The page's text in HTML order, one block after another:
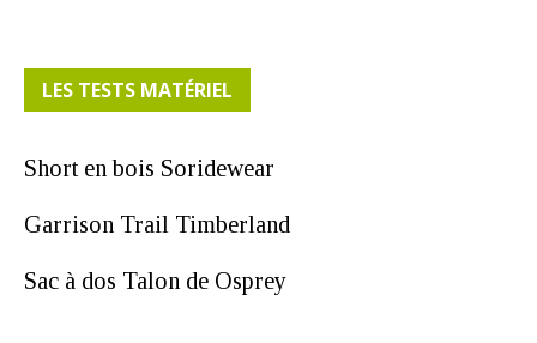
LES TESTS MATÉRIEL
Short en bois Soridewear
Garrison Trail Timberland
Sac à dos Talon de Osprey